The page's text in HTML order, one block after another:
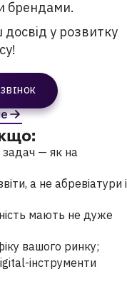
брендами.
у розвитку
— як на
а не абревіатури і
мають не дуже
вашого ринку;
інструменти